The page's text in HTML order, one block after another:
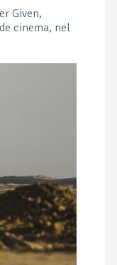
Given,
cinema, nel